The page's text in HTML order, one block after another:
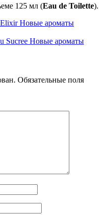
125 мл (Eau de Toilette).
Новые ароматы
Sucree Новые ароматы
Обязательные поля